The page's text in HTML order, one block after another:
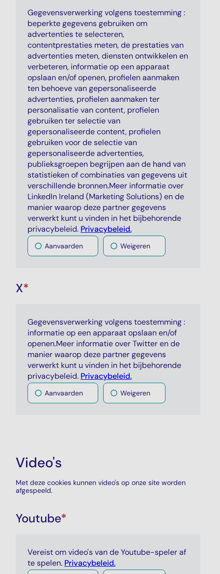
Gegevensverwerking volgens toestemming :
beperkte gegevens gebruiken om
advertenties te selecteren,
contentprestaties meten, de prestaties van
advertenties meten, diensten ontwikkelen en
verbeteren, informatie op een apparaat
opslaan en/of openen, profielen aanmaken
ten behoeve van gepersonaliseerde
advertenties, profielen aanmaken ter
personalisatie van content, profielen
gebruiken ter selectie van
gepersonaliseerde content, profielen
gebruiken voor de selectie van
gepersonaliseerde advertenties,
publieksgroepen begrijpen aan de hand van
statistieken of combinaties van gegevens uit
verschillende bronnen.Meer informatie over
LinkedIn Ireland (Marketing Solutions) en de
manier waarop deze partner gegevens
verwerkt kunt u vinden in het bijbehorende
privacybeleid. Privacybeleid.
Aanvaarden Weigeren
X*
Gegevensverwerking volgens toestemming :
informatie op een apparaat opslaan en/of
openen.Meer informatie over Twitter en de
manier waarop deze partner gegevens
verwerkt kunt u vinden in het bijbehorende
privacybeleid. Privacybeleid.
Aanvaarden Weigeren
Video's
Met deze cookies kunnen video's op onze site worden
afgespeeld.
Youtube*
Vereist om video's van de Youtube-speler af
te spelen. Privacybeleid.